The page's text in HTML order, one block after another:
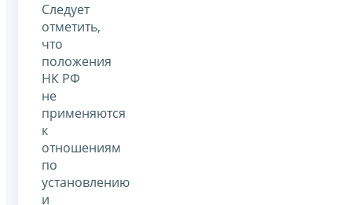
Следует
отметить,
что
положения
НК РФ
не
применяются
к
отношениям
по
установлению
и